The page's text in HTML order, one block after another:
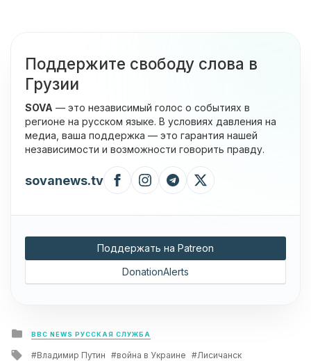
Поддержите свободу слова в
Грузии
SOVA — это независимый голос о событиях в
регионе на русском языке. В условиях давления на
медиа, ваша поддержка — это гарантия нашей
независимости и возможности говорить правду.
sovanews.tv
Поддержать на Patreon
DonationAlerts
Posted
in
BBC NEWS РУССКАЯ СЛУЖБА
Tagged
Владимир Путин война в Украине Лисичанск